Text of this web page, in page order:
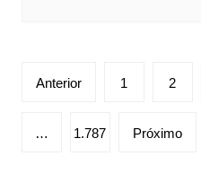
Paginação
posts
Anterior 1 2
… 1.787 Próximo